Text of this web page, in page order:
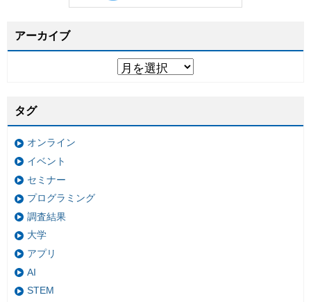
アーカイブ
タグ
オンライン
イベント
セミナー
プログラミング
調査結果
大学
アプリ
AI
STEM